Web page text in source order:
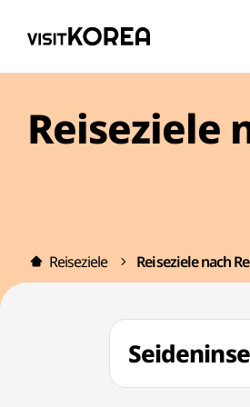
Reiseziele
Reiseziele Reiseziele nach